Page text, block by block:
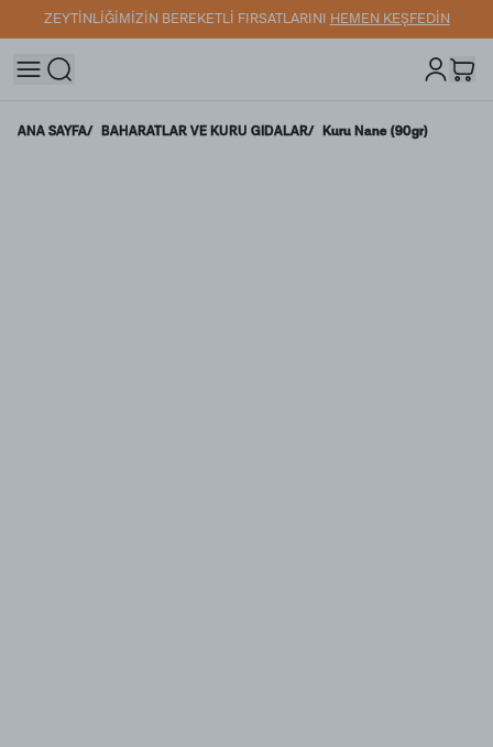
ZEYTİNLİĞİMİZİN BEREKETLİ FIRSATLARINI HEMEN KEŞFEDİN
ANA SAYFA/ BAHARATLAR VE KURU GIDALAR/ Kuru Nane (90gr)